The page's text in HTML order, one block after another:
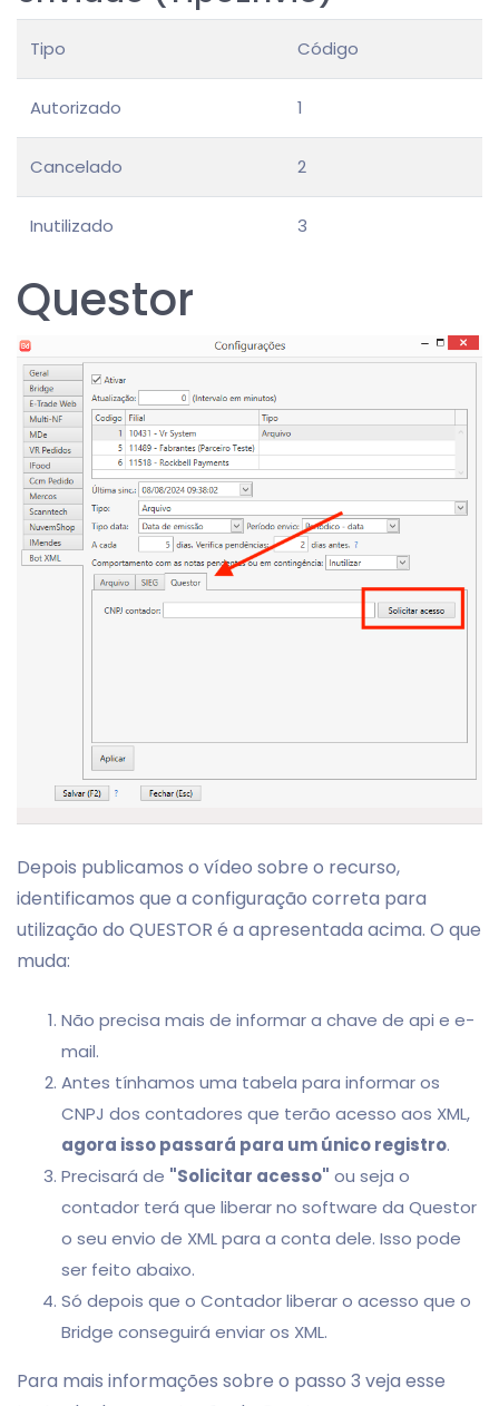
Tipo Código
Autorizado 1
Cancelado 2
Inutilizado 3
Questor
Depois publicamos o vídeo sobre o recurso,
identificamos que a configuração correta para
utilização do QUESTOR é a apresentada acima. O que
muda:
Não precisa mais de informar a chave de api e e-
mail.
Antes tínhamos uma tabela para informar os
CNPJ dos contadores que terão acesso aos XML,
agora isso passará para um único registro.
Precisará de "Solicitar acesso" ou seja o
contador terá que liberar no software da Questor
o seu envio de XML para a conta dele. Isso pode
ser feito abaixo.
Só depois que o Contador liberar o acesso que o
Bridge conseguirá enviar os XML.
Para mais informações sobre o passo 3 veja esse